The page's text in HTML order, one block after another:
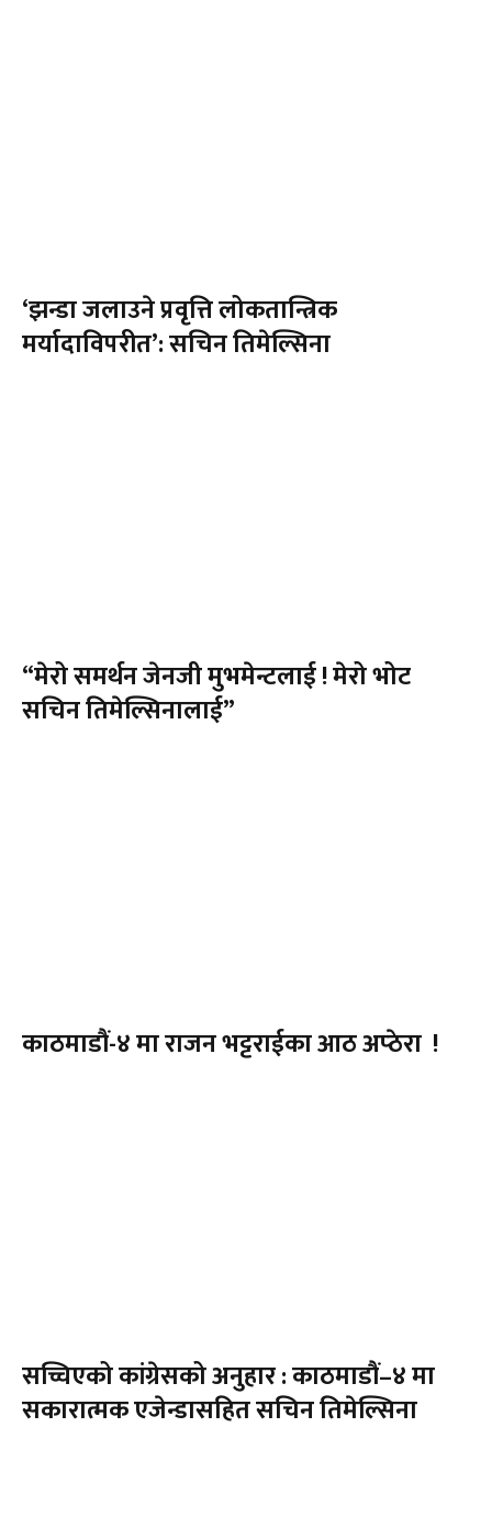
‘झन्डा जलाउने प्रवृत्ति लोकतान्त्रिक
मर्यादाविपरीत’: सचिन तिमेल्सिना
“मेरो समर्थन जेनजी मुभमेन्टलाई ! मेरो भोट
सचिन तिमेल्सिनालाई”
काठमाडौं-४ मा राजन भट्टराईका आठ अप्ठेरा !
सच्चिएको कांग्रेसको अनुहार : काठमाडौं–४ मा
सकारात्मक एजेन्डासहित सचिन तिमेल्सिना